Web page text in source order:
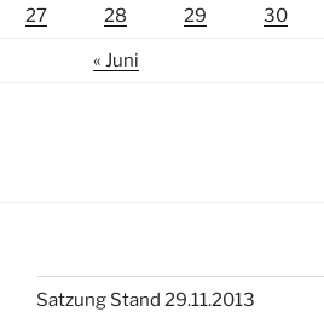
27 28 29 30
« Juni
Satzung Stand 29.11.2013